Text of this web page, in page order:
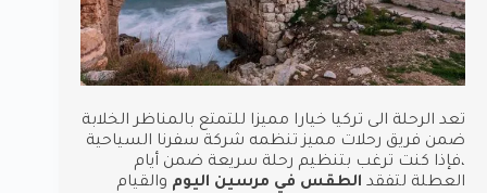
تعد الرحلة الى تركيا خيارا مميزا للتمتع بالمناظر الخلابة
ضمن فريق رحلات مميز تنظمه شركة سفرنا السياحية
،فإذا كنت ترغب بتنظيم رحلة سريعة ضمن أيام
العطلة لتفقد الطقس في مرسين اليوم والقيام